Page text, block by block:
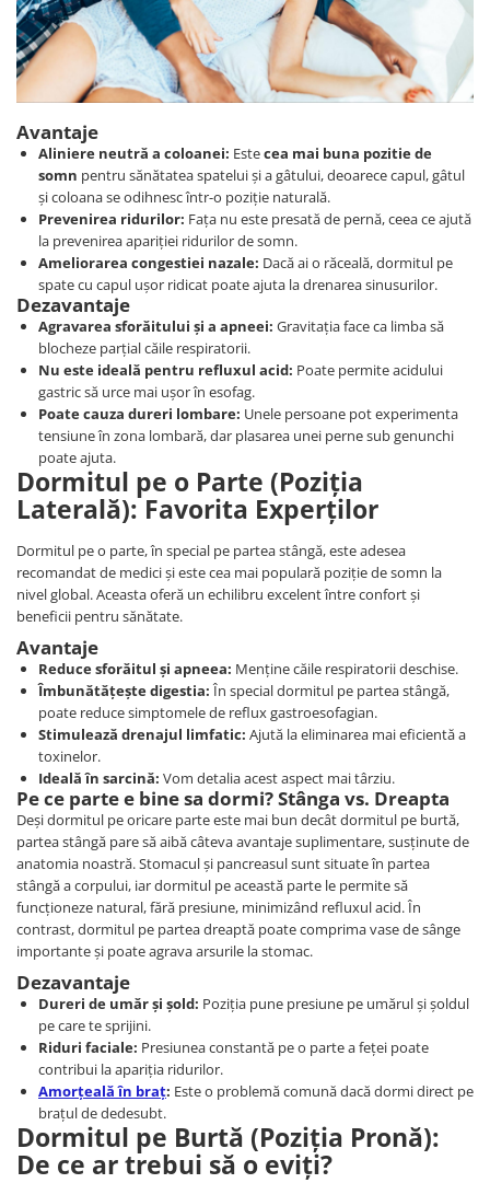
Avantaje
Aliniere neutră a coloanei: Estecea mai buna pozitie de
somn pentru sănătatea spatelui și a gâtului, deoarece capul, gâtul
și coloana se odihnesc într-o poziție naturală.
Prevenirea ridurilor: Fața nu este presată de pernă, ceea ce ajută
la prevenirea apariției ridurilor de somn.
Ameliorarea congestiei nazale: Dacă ai o răceală, dormitul pe
spate cu capul ușor ridicat poate ajuta la drenarea sinusurilor.
Dezavantaje
Agravarea sforăitului și a apneei: Gravitația face ca limba să
blocheze parțial căile respiratorii.
Nu este ideală pentru refluxul acid: Poate permite acidului
gastric să urce mai ușor în esofag.
Poate cauza dureri lombare: Unele persoane pot experimenta
tensiune în zona lombară, dar plasarea unei perne sub genunchi
poate ajuta.
Dormitul pe o Parte (Poziția
Laterală): Favorita Experților
Dormitul pe o parte, în special pe partea stângă, este adesea
recomandat de medici și este cea mai populară poziție de somn la
nivel global. Aceasta oferă un echilibru excelent între confort și
beneficii pentru sănătate.
Avantaje
Reduce sforăitul și apneea: Menține căile respiratorii deschise.
Îmbunătățește digestia: În special dormitul pe partea stângă,
poate reduce simptomele de reflux gastroesofagian.
Stimulează drenajul limfatic: Ajută la eliminarea mai eficientă a
toxinelor.
Ideală în sarcină: Vom detalia acest aspect mai târziu.
Pe ce parte e bine sa dormi? Stânga vs. Dreapta
Deși dormitul pe oricare parte este mai bun decât dormitul pe burtă,
partea stângă pare să aibă câteva avantaje suplimentare, susținute de
anatomia noastră. Stomacul și pancreasul sunt situate în partea
stângă a corpului, iar dormitul pe această parte le permite să
funcționeze natural, fără presiune, minimizând refluxul acid. În
contrast, dormitul pe partea dreaptă poate comprima vase de sânge
importante și poate agrava arsurile la stomac.
Dezavantaje
Dureri de umăr și șold: Poziția pune presiune pe umărul și șoldul
pe care te sprijini.
Riduri faciale: Presiunea constantă pe o parte a feței poate
contribui la apariția ridurilor.
Amorțeală în braț: Este o problemă comună dacă dormi direct pe
brațul de dedesubt.
Dormitul pe Burtă (Poziția Pronă):
De ce ar trebui să o eviți?